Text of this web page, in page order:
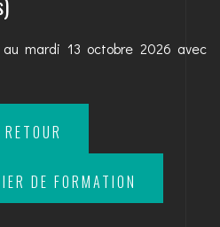
mardi 13 octobre 2026 avec
RETOUR
DE FORMATION